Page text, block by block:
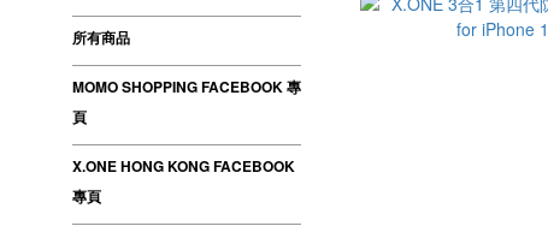
所有商品
MOMO SHOPPING FACEBOOK 專
頁
X.ONE HONG KONG FACEBOOK
專頁